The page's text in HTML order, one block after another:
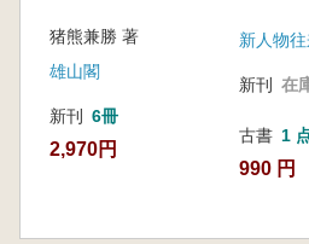
猪熊兼勝 著
雄山閣
新刊 6冊
2,970円
新人物
新刊 在
古書 1
990 円